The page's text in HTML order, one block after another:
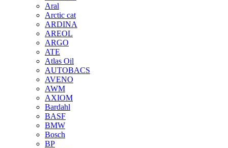
Aral
Arctic cat
ARDINA
AREOL
ARGO
ATE
Atlas Oil
AUTOBACS
AVENO
AWM
AXIOM
Bardahl
BASF
BMW
Bosch
BP